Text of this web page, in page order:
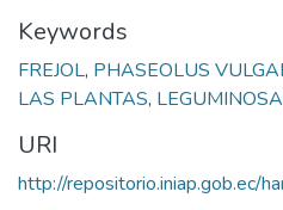
Keywords
FREJOL, PHASEOLUS
LAS PLANTAS,
URI
http://repositorio.iniap.gob.ec/